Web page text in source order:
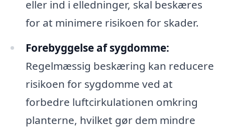
eller ind i elledninger, skal beskæres
for at minimere risikoen for skader.
Forebyggelse af sygdomme:
Regelmæssig beskæring kan reducere
risikoen for sygdomme ved at
forbedre luftcirkulationen omkring
planterne, hvilket gør dem mindre